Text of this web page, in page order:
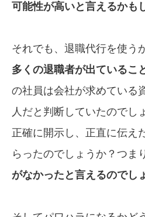
可能性が高いと言えるかも
それでも、退職代行を使う
多くの退職者が出ているこ
の社員は会社が求めている
人だと判断していたのでし
正確に開示し、正直に伝え
らったのでしょうか？つま
がなかったと言えるのでし